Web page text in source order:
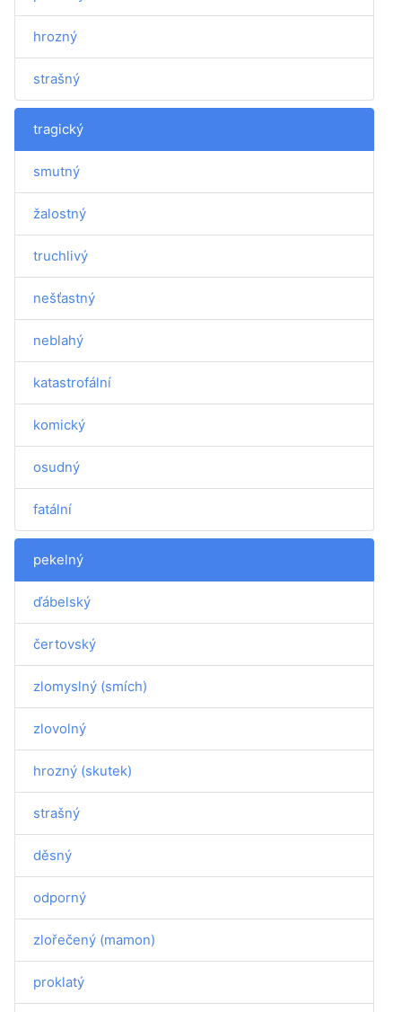
hrozný
strašný
tragický
smutný
žalostný
truchlivý
nešťastný
neblahý
katastrofální
komický
osudný
fatální
pekelný
ďábelský
čertovský
zlomyslný (smích)
zlovolný
hrozný (skutek)
strašný
děsný
odporný
zlořečený (mamon)
proklatý